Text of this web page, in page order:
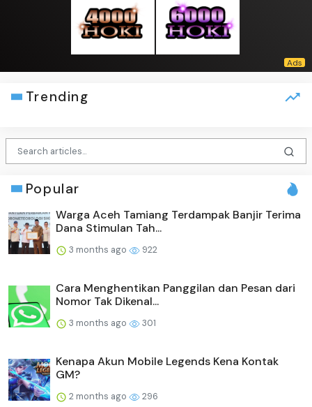
Trending
Popular
Warga Aceh Tamiang Terdampak Banjir Terima
Dana Stimulan Tah...
3 months ago 922
Cara Menghentikan Panggilan dan Pesan dari
Nomor Tak Dikenal...
3 months ago 301
Kenapa Akun Mobile Legends Kena Kontak
GM?
2 months ago 296